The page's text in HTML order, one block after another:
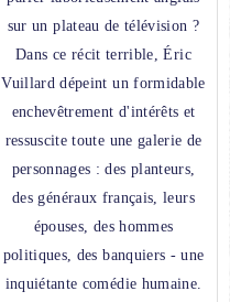
sur un plateau de télévision ?
Dans ce récit terrible, Éric
Vuillard dépeint un formidable
enchevêtrement d'intérêts et
ressuscite toute une galerie de
personnages : des planteurs,
des généraux français, leurs
épouses, des hommes
politiques, des banquiers - une
inquiétante comédie humaine.